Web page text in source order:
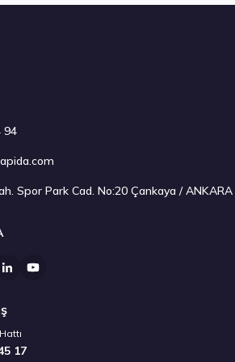
101W XL T0 Winter Sottozero 3 PNCS
₺
104V XL WinterCraft WP52+ Kış 2025
94
Spor Park Cad. No:20 Çankaya / ANKARA
17